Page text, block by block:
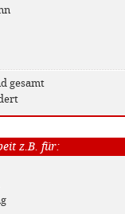
gesamt
z.B. für: